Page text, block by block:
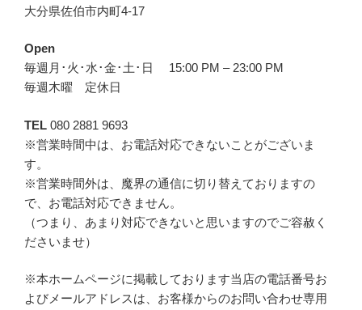
大分県佐伯市内町4-17
Open
毎週月･火･水･金･土･日 15:00 PM – 23:00 PM
毎週木曜 定休日
TEL 080 2881 9693
※営業時間中は、お電話対応できないことがございま
す。
※営業時間外は、魔界の通信に切り替えておりますの
で、お電話対応できません。
（つまり、あまり対応できないと思いますのでご容赦く
ださいませ）
※本ホームページに掲載しております当店の電話番号お
よびメールアドレスは、お客様からのお問い合わせ専用